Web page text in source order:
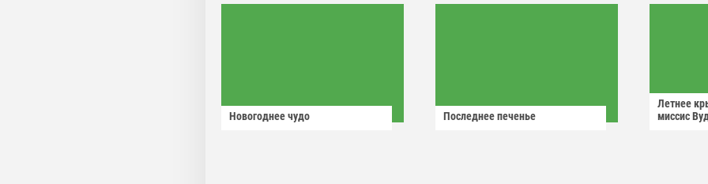
Новогоднее чудо Последнее печенье
Летнее
миссис